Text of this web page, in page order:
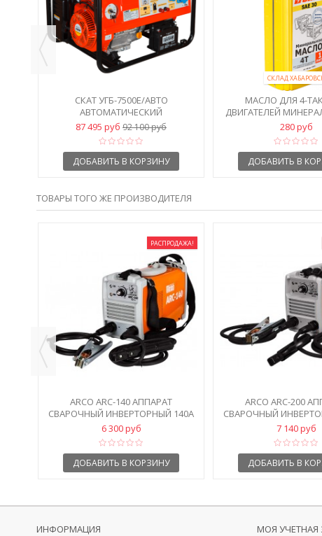
СКАТ УГБ-7500Е/АВТО
АВТОМАТИЧЕСКИЙ
БЕНЗОГЕНЕРАТОР 7,5 КВТ
87 495 руб 92 100 руб
ДОБАВИТЬ В КОРЗИНУ
СКЛАД
МАСЛО ДЛЯ 4-
ДВИГАТЕЛЕЙ
30 1 Л
280 руб
ДОБАВИТЬ В
ТОВАРЫ ТОГО ЖЕ ПРОИЗВОДИТЕЛЯ
РАСПРОДАЖА!
ARCO ARC-140 АППАРАТ
СВАРОЧНЫЙ ИНВЕРТОРНЫЙ 140А
6 300 руб
ДОБАВИТЬ В КОРЗИНУ
ARCO ARC-200
СВАРОЧНЫЙ
7 140 руб
ДОБАВИТЬ В
ИНФОРМАЦИЯ МОЯ УЧЕТНАЯ